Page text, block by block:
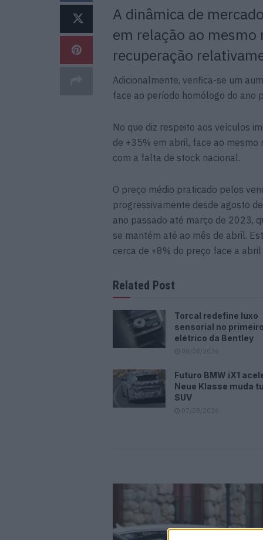
A dinâmica de
em relação ao
recuperação
Adicionalmente, verifica-se um
face ao período homólogo do ano
No que diz respeito aos veículos
de +35% em abril, face ao
com a falta de stock nacional.
O preço médio praticado pelos
progressivamente desde agosto
ano passado até março de 2023,
se mantém até ao mês de abril.
cerca de +8% do preço face a
Related Post
Torcal redefine luxo
sensorial no
elétrico da Bentley
Futuro BMW iX1
Neue Klasse muda
SUV
07/08/2026